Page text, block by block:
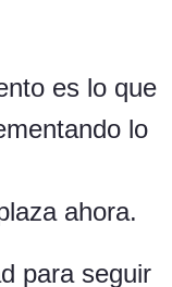
es lo que
lo
ahora.
para seguir